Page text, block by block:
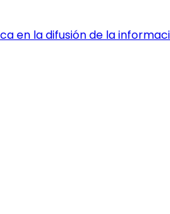
en la difusión de la